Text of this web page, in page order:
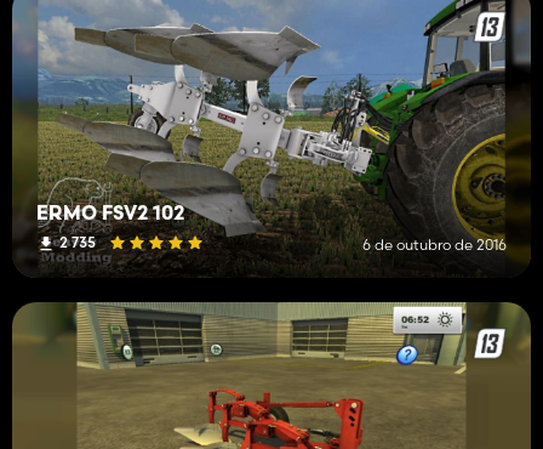
ERMO FSV2 102
2 735 6 de outubro de 2016